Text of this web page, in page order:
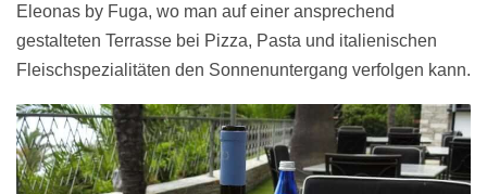
Eleonas by Fuga, wo man auf einer ansprechend
gestalteten Terrasse bei Pizza, Pasta und italienischen
Fleischspezialitäten den Sonnenuntergang verfolgen kann.